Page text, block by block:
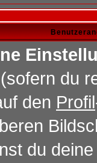
du
den Profil
du